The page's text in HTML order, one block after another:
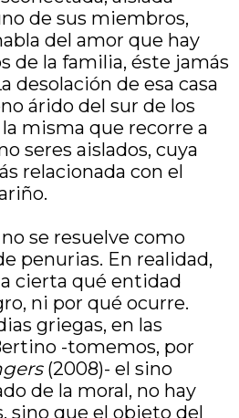
de sus miembros,
del amor que hay
de la familia, éste jamás
desolación de esa casa
árido del sur de los
misma que recorre a
seres aislados, cuya
relacionada con el
se resuelve como
penurias. En realidad,
cierta qué entidad
ni por qué ocurre.
griegas, en las
-tomemos, por
(2008)- el sino
de la moral, no hay
sino que el objeto del